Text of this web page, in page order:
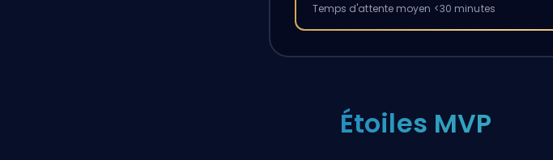
Temps d'attente moyen <30 minutes
Étoiles MVP